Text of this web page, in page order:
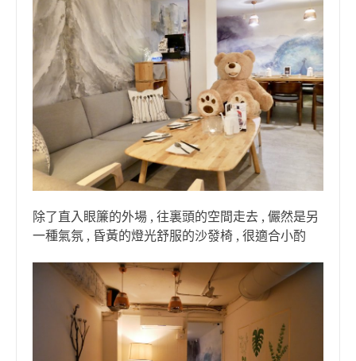
除了直入眼簾的外場 , 往裏頭的空間走去 , 儼然是另
一種氣氛 , 昏黃的燈光舒服的沙發椅 , 很適合小酌